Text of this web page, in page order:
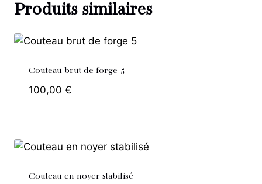
Produits similaires
Couteau brut de forge 5
100,00 €
Couteau en noyer stabilisé